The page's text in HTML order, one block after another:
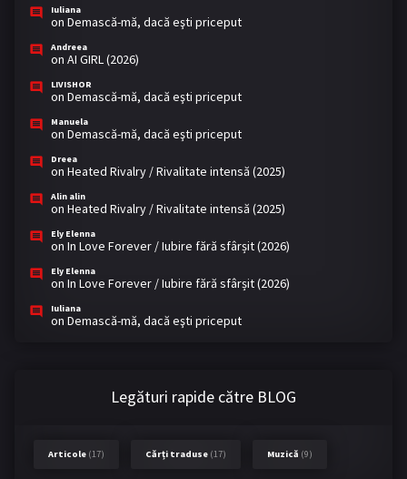
Iuliana
on Demască-mă, dacă eşti priceput
Andreea
on AI GIRL (2026)
LIVISHOR
on Demască-mă, dacă eşti priceput
Manuela
on Demască-mă, dacă eşti priceput
Dreea
on Heated Rivalry / Rivalitate intensă (2025)
Alin alin
on Heated Rivalry / Rivalitate intensă (2025)
Ely Elenna
on In Love Forever / Iubire fără sfârșit (2026)
Ely Elenna
on In Love Forever / Iubire fără sfârșit (2026)
Iuliana
on Demască-mă, dacă eşti priceput
Legături rapide către BLOG
Articole (17) Cărți traduse (17) Muzică (9)